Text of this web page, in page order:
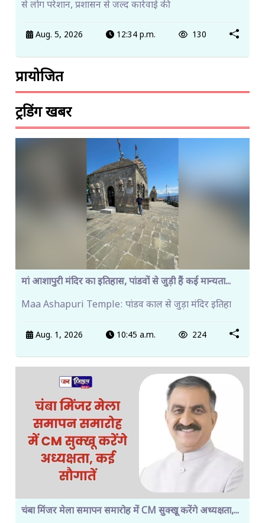
से लोग परेशान, प्रशासन से जल्द कार्रवाई की
Aug. 5, 2026 12:34 p.m. 130
प्रायोजित
ट्रेंडिंग खबरें
मां आशापुरी मंदिर का इतिहास, पांडवों से जुड़ी हैं कई मान्यता...
Maa Ashapuri Temple: पांडव काल से जुड़ा मंदिर इतिहा
Aug. 1, 2026 10:45 a.m. 224
चंबा मिंजर मेला समापन समारोह में CM सुक्खू करेंगे अध्यक्षता,...